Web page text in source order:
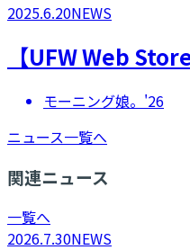
2025.6.20NEWS
【UFW Web
モーニング娘。'26
ニュース一覧へ
関連ニュース
一覧へ
2026.7.30NEWS